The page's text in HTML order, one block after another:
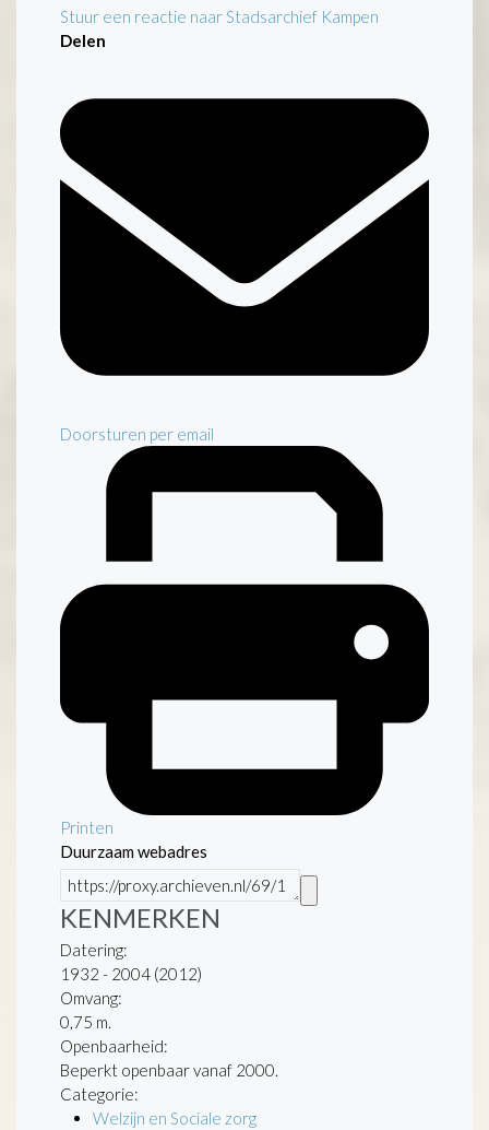
Stuur een reactie naar Stadsarchief Kampen
Delen
Doorsturen per email
Printen
Duurzaam webadres
KENMERKEN
Datering:
1932 - 2004 (2012)
Omvang:
0,75 m.
Openbaarheid:
Beperkt openbaar vanaf 2000.
Categorie:
Welzijn en Sociale zorg